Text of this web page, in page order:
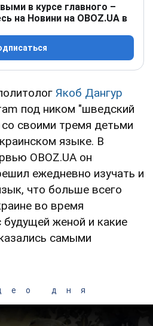
в курсе главного –
на Новини на OBOZ.UA в
Якоб Дангур
под ником "шведский
своими тремя детьми
языке. В
OBOZ.UA он
ежедневно изучать и
что больше всего
во время
женой и какие
самыми
дня